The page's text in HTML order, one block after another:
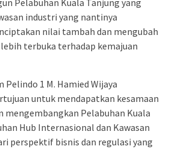
Pelabuhan Kuala Tanjung yang
industri yang nantinya
nilai tambah dan mengubah
terbuka terhadap kemajuan
Pelindo 1 M. Hamied Wijaya
untuk mendapatkan kesamaan
mengembangkan Pelabuhan Kuala
Hub Internasional dan Kawasan
perspektif bisnis dan regulasi yang